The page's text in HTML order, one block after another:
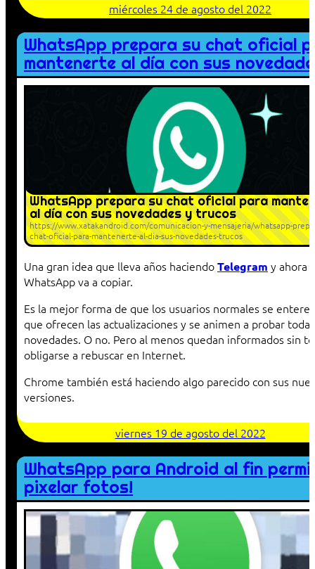
miércoles 24 de agosto del 2022
WhatsApp prepara su chat oficial
mantenerte al día con sus
WhatsApp prepara su chat oficial para
al día con sus novedades y trucos
https://www.xatakandroid.com/comunicacion-y-mensajeria/whatsapp-
chat-oficial-para-mantenerte-al-dia-sus-novedades-trucos
Una gran idea que lleva años haciendoTelegram y ahora
WhatsApp va a copiar.
Es la mejor forma de que los usuarios normales se
que ofrecen las actualizaciones y se animen a probar
novedades. O no. Pero al menos quedan informados sin
obligarse a rebuscar en Internet.
Chrome también está haciendo algo parecido con sus
versiones.
viernes 19 de agosto del 2022
WhatsApp para Android al fin
pixelar fotos!